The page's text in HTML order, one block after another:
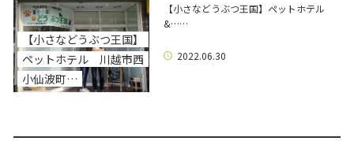
【小さなどうぶつ王国】
ペットホテル 川越市西
小仙波町…
【小さなどうぶつ王国】ペットホテル
&……
2022.06.30